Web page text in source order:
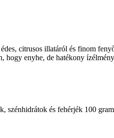
citrusos illatáról és finom
hogy enyhe, de hatékony
szénhidrátok és fehérjék 100